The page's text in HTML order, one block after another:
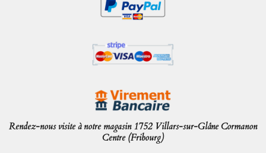
Rendez-nous visite à notre magasin 1752 Villars-sur-Glâne Cormanon
Centre (Fribourg)